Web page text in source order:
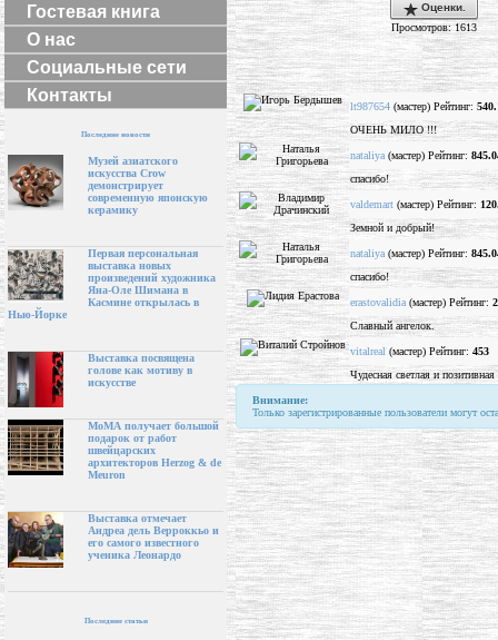
Гостевая книга
О нас
Социальные сети
Контакты
Последние новости
Музей азиатского
искусства Crow
демонстрирует
современную японскую
керамику
Первая персональная
выставка новых
произведений художника
Яна-Оле Шимана в
Касмине открылась в
Нью-Йорке
Выставка посвящена
голове как мотиву в
искусстве
МоМА получает большой
подарок от работ
швейцарских
архитекторов Herzog & de
Meuron
Выставка отмечает
Андреа дель Верроккьо и
его самого известного
ученика Леонардо
Последние статьи
Оценки.
Просмотров: 1613
lt987654 (мастер) Рейтинг:
ОЧЕНЬ МИЛО !!!
nataliya (мастер) Рейтинг:
спасибо!
valdemart (мастер) Рейтинг:
Земной и добрый!
nataliya (мастер) Рейтинг:
спасибо!
erastovalidia (мастер) Рейтинг:
Славный ангелок.
vitalreal (мастер) Рейтинг: 453
Чудесная светлая и позитивная
Внимание:
Только зарегистрированные пользователи могут